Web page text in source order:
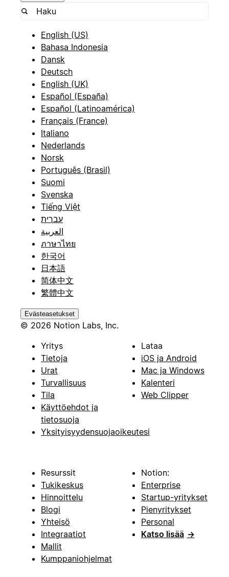
English (US)
Bahasa Indonesia
Dansk
Deutsch
English (UK)
Español (España)
Español (Latinoamérica)
Français (France)
Italiano
Nederlands
Norsk
Português (Brasil)
Suomi
Svenska
Tiếng Việt
עברית
العربية
ภาษาไทย
한국어
日本語
简体中文
繁體中文
Evästeasetukset
© 2026 Notion Labs, Inc.
Yritys
Tietoja
Urat
Turvallisuus
Tila
Käyttöehdot ja
tietosuoja
Yksityisyydensuojaoikeutesi
Lataa
iOS ja Android
Mac ja Windows
Kalenteri
Web Clipper
Resurssit
Tukikeskus
Hinnoittelu
Blogi
Yhteisö
Integraatiot
Mallit
Kumppaniohjelmat
Notion:
Enterprise
Startup-yritykset
Pienyritykset
Personal
Katso lisää →